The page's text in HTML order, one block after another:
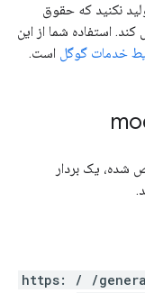
نکنید که حقوق
استفاده شما از این
خدمات گوگل است.
یک بردار
https: / /